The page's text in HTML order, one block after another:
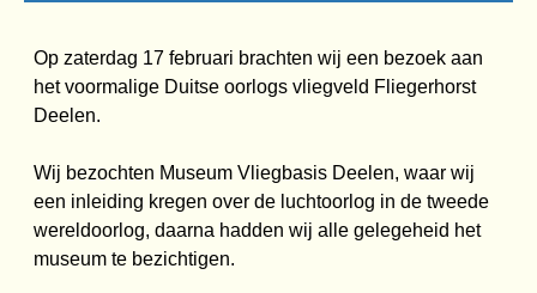
Op zaterdag 17 februari brachten wij een bezoek aan
het voormalige Duitse oorlogs vliegveld Fliegerhorst
Deelen.
Wij bezochten Museum Vliegbasis Deelen, waar wij
een inleiding kregen over de luchtoorlog in de tweede
wereldoorlog, daarna hadden wij alle gelegeheid het
museum te bezichtigen.